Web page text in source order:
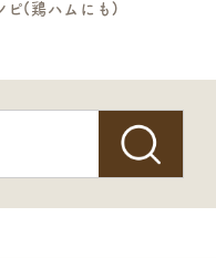
ピ(鶏ハムにも)